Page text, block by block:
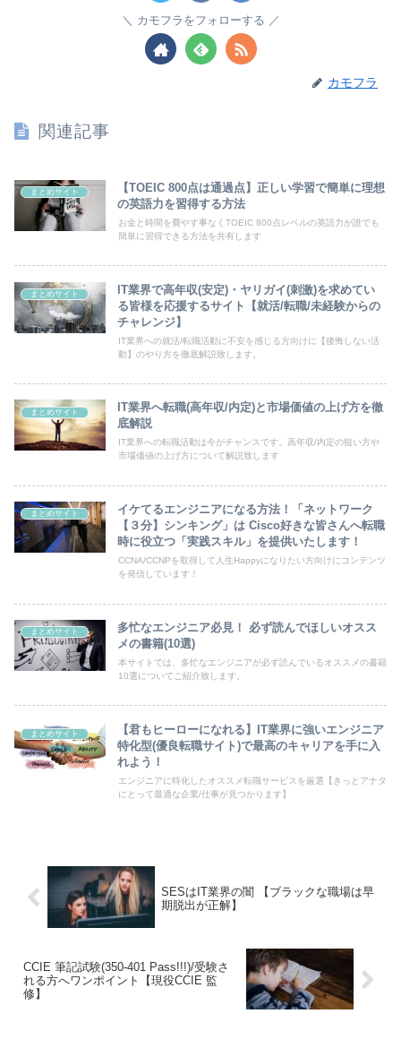
カモフラをフォローする
カモフラ
関連記事
まとめサイト
【TOEIC 800点は通過点】正しい学習で簡単に理想
の英語力を習得する方法
お金と時間を費やす事なくTOEIC 800点レベルの英語力が誰でも
簡単に習得できる方法を共有します
まとめサイト
IT業界で高年収(安定)・ヤリガイ(刺激)を求めてい
る皆様を応援するサイト【就活/転職/未経験からの
チャレンジ】
IT業界への就活/転職活動に不安を感じる方向けに【後悔しない活
動】のやり方を徹底解説致します。
まとめサイト
IT業界へ転職(高年収/内定)と市場価値の上げ方を徹
底解説
IT業界への転職活動は今がチャンスです。高年収/内定の狙い方や
市場価値の上げ方について解説致します
まとめサイト
イケてるエンジニアになる方法！「ネットワーク
【３分】シンキング」は Cisco好きな皆さんへ転職
時に役立つ「実践スキル」を提供いたします！
CCNA/CCNPを取得して人生Happyになりたい方向けにコンテンツ
を発信しています！
まとめサイト
多忙なエンジニア必見！ 必ず読んでほしいオスス
メの書籍(10選)
本サイトでは、多忙なエンジニアが必ず読んでいるオススメの書籍
10選についてご紹介致します。
まとめサイト
【君もヒーローになれる】IT業界に強いエンジニア
特化型(優良転職サイト)で最高のキャリアを手に入
れよう！
エンジニアに特化したオススメ転職サービスを厳選【きっとアナタ
にとって最適な企業/仕事が見つかります】
SESはIT業界の闇 【ブラックな職場は早
期脱出が正解】
CCIE 筆記試験(350-401 Pass!!!)/受験さ
れる方へワンポイント【現役CCIE 監
修】